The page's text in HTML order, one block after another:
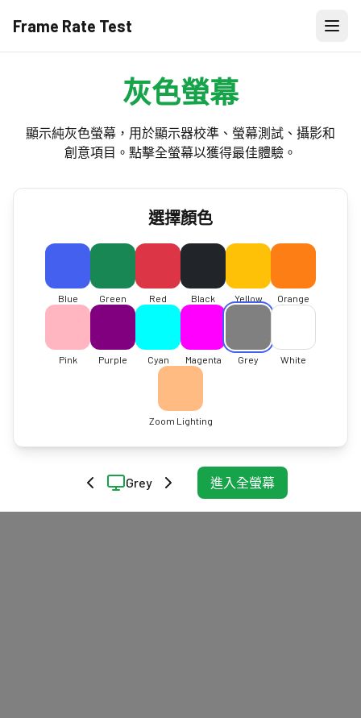
Frame Rate Test
灰色螢幕
顯示純灰色螢幕，用於顯示器校準、螢幕測試、攝影和
創意項目。點擊全螢幕以獲得最佳體驗。
選擇顏色
Blue Green Red Black Yellow Orange
Pink Purple Cyan Magenta Grey White
Zoom Lighting
Grey 進入全螢幕